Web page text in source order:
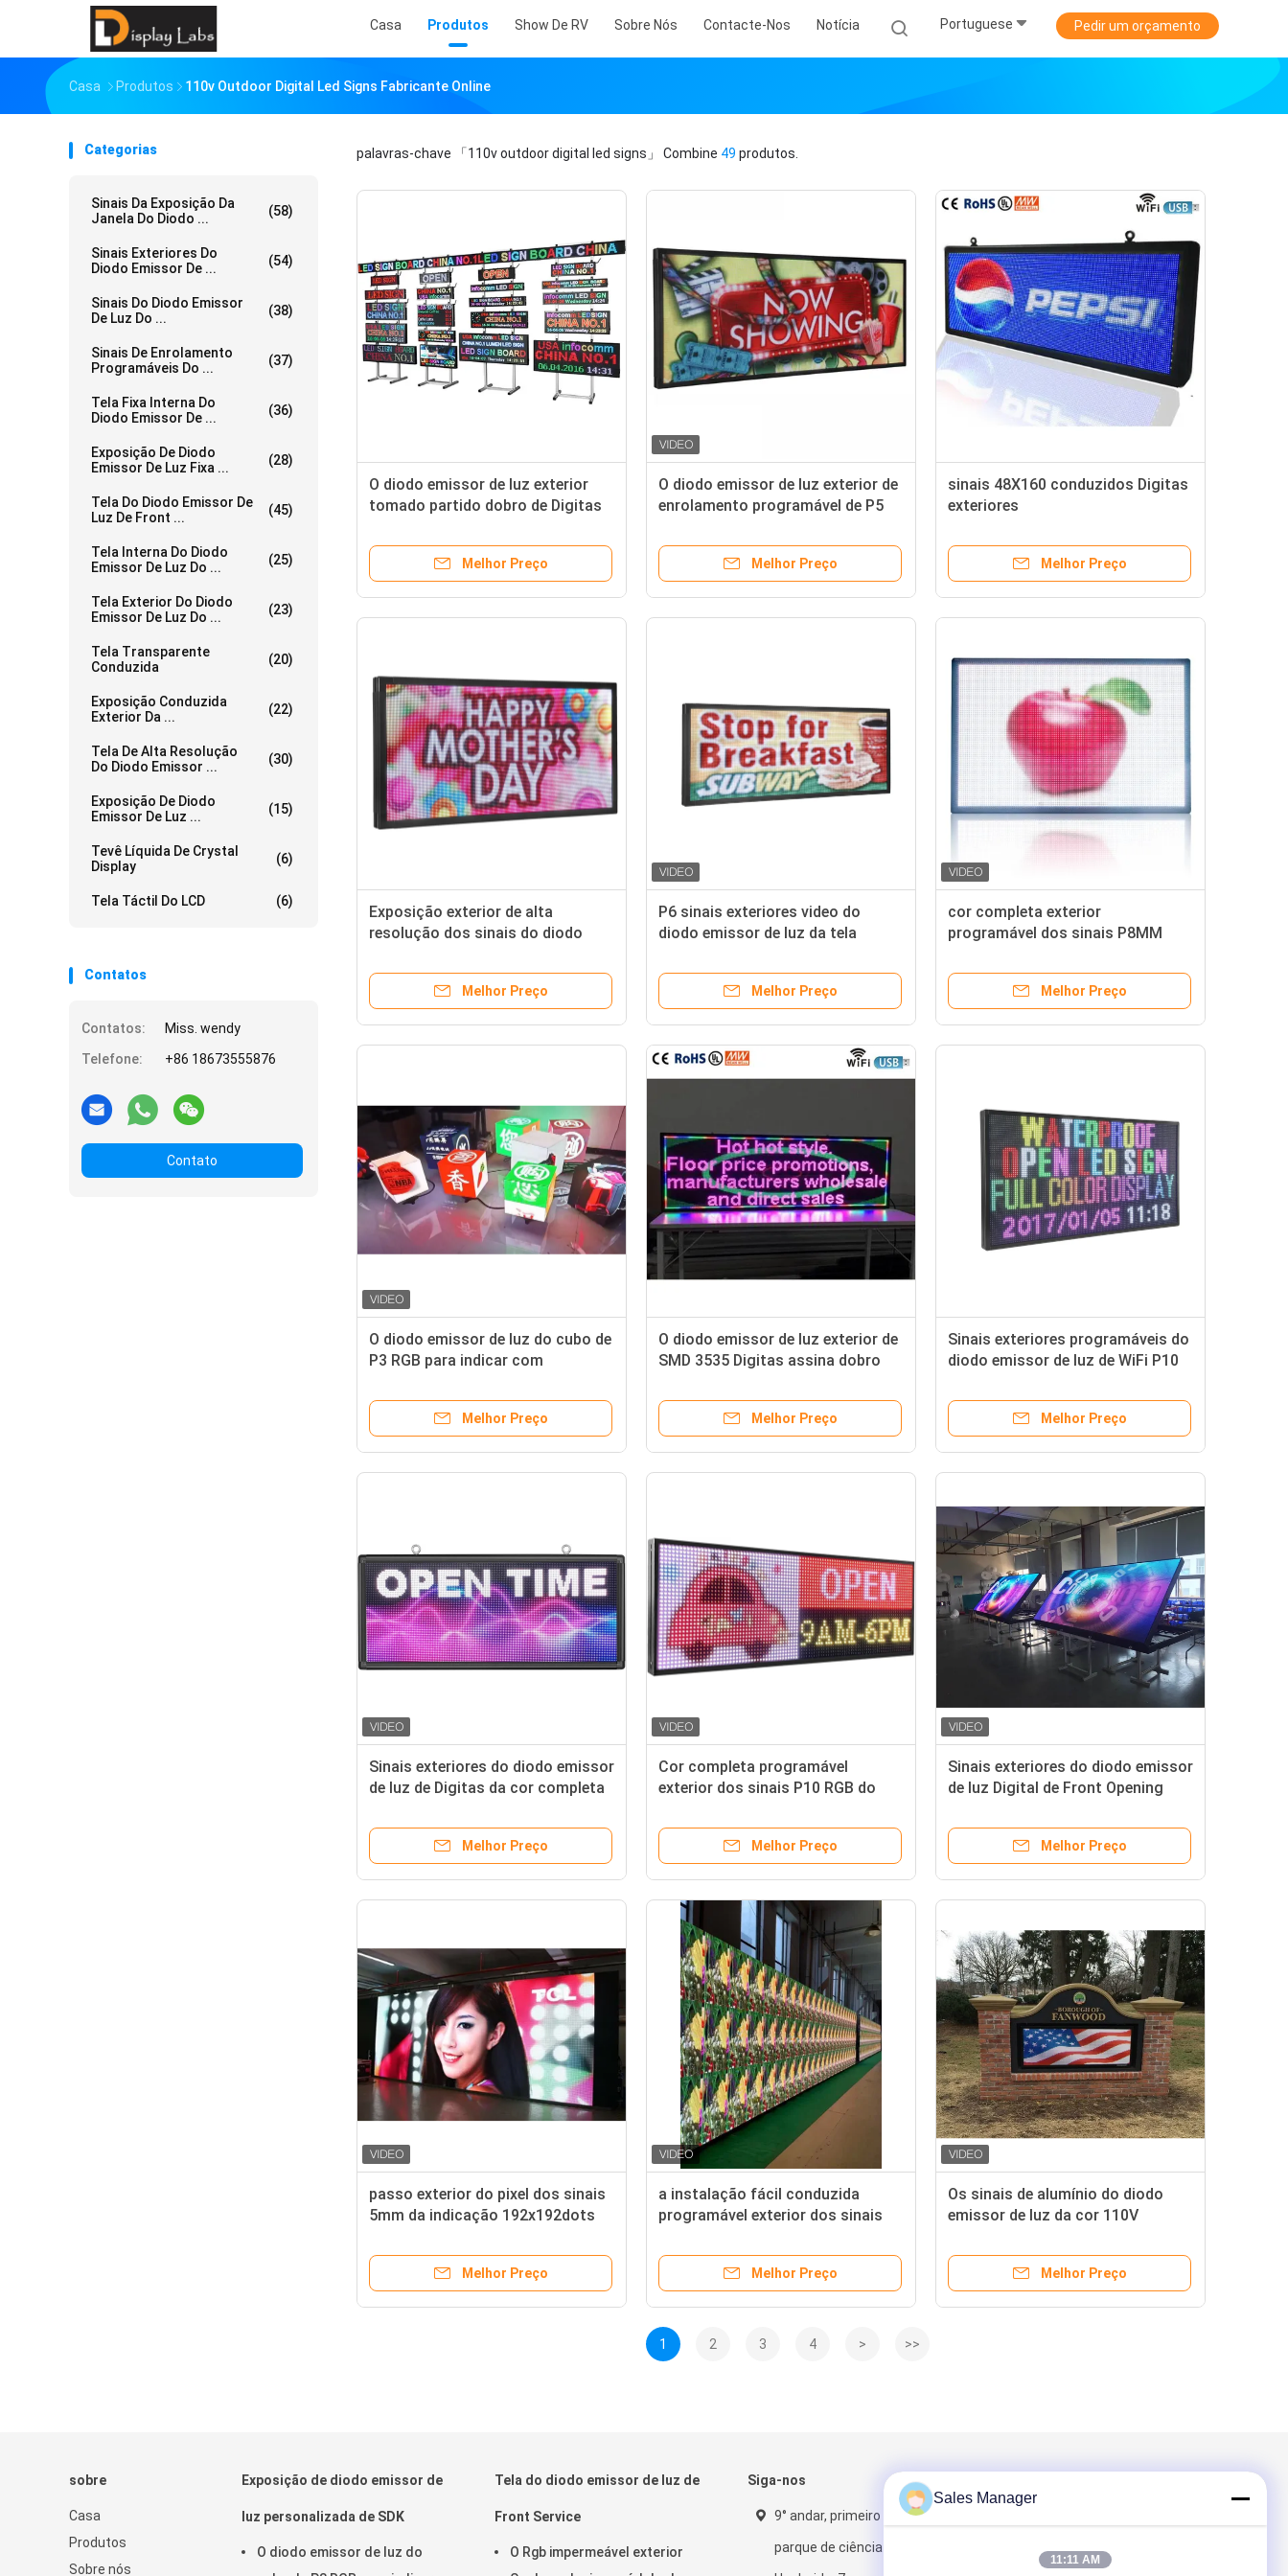
Casa Produtos Show De RV Sobre Nós Contacte-Nos Notícia Portuguese Pedir um orçamento
Casa Produtos 110v Outdoor Digital Led Signs Fabricante Online
Categorias
Sinais Da Exposição Da
Janela Do Diodo ...
(58)
Sinais Exteriores Do
Diodo Emissor De ...
(54)
Sinais Do Diodo Emissor
De Luz Do ...
(38)
Sinais De Enrolamento
Programáveis Do ...
(37)
Tela Fixa Interna Do
Diodo Emissor De ...
(36)
Exposição De Diodo
Emissor De Luz Fixa ...
(28)
Tela Do Diodo Emissor De
Luz De Front ...
(45)
Tela Interna Do Diodo
Emissor De Luz Do ...
(25)
Tela Exterior Do Diodo
Emissor De Luz Do ...
(23)
Tela Transparente
Conduzida
(20)
Exposição Conduzida
Exterior Da ...
(22)
Tela De Alta Resolução
Do Diodo Emissor ...
(30)
Exposição De Diodo
Emissor De Luz ...
(15)
Tevê Líquida De Crystal
Display
(6)
Tela Táctil Do LCD (6)
Contatos
Contatos:
Miss. wendy
Telefone:
+86 18673555876
Contato
palavras-chave 「110v outdoor digital led signs」 Combine 49 produtos.
O diodo emissor de luz exterior
tomado partido dobro de Digitas
programável
Melhor Preço
O diodo emissor de luz exterior de
enrolamento programável de P5
110V
Melhor Preço
sinais 48X160 conduzidos Digitas
exteriores
Melhor Preço
Exposição exterior de alta
resolução dos sinais do diodo
com quadro de alumínio
Melhor Preço
P6 sinais exteriores video do
diodo emissor de luz da tela
alumínio
Melhor Preço
cor completa exterior
programável dos sinais P8MM
28X43inch Digitas
Melhor Preço
O diodo emissor de luz do cubo de
P3 RGB para indicar com
diodo emissor de luz de Digitas do
Melhor Preço
O diodo emissor de luz exterior de
SMD 3535 Digitas assina dobro
programável
Melhor Preço
Sinais exteriores programáveis do
diodo emissor de luz de WiFi P10
Melhor Preço
Sinais exteriores do diodo emissor
de luz de Digitas da cor completa
atualização video de Wifi
Melhor Preço
Cor completa programável
exterior dos sinais P10 RGB do
para a imagem do texto
Melhor Preço
Sinais exteriores do diodo emissor
de luz Digital de Front Opening
Melhor Preço
passo exterior do pixel dos sinais
5mm da indicação 192x192dots
Melhor Preço
a instalação fácil conduzida
programável exterior dos sinais
Melhor Preço
Os sinais de alumínio do diodo
emissor de luz da cor 110V
de luz assinam 15 ajustáveis o
brilho niveladoMelhor Preço
1 2 3 4 > >>
sobre
Casa
Produtos
Sobre nós
Exposição de diodo emissor de
luz personalizada de SDK
O diodo emissor de luz do
Tela do diodo emissor de luz de
Front Service
O Rgb impermeável exterior
Siga-nos
9° andar, primeiro Bldg,
parque de ciência de
Sales Manager
11:11 AM